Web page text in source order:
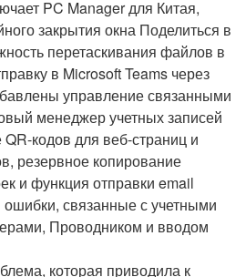
PC Manager для Китая,
закрытия окна Поделиться в
перетаскивания файлов в
в Microsoft Teams через
управление связанными
менеджер учетных записей
QR-кодов для веб-страниц и
резервное копирование
и функция отправки email
связанные с учетными
Проводником и вводом
которая приводила к